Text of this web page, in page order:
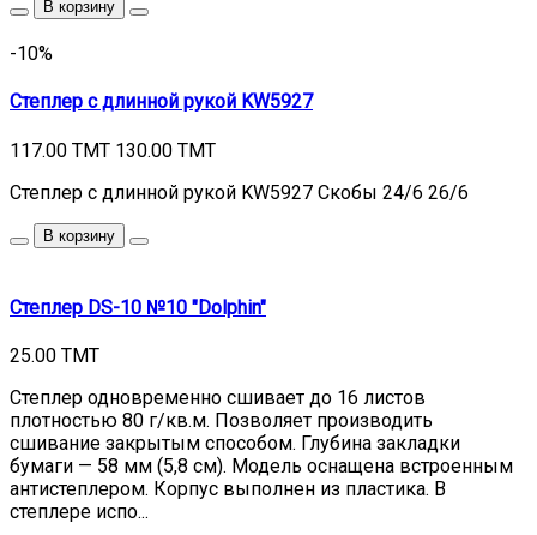
В корзину
-10%
Степлер с длинной рукой KW5927
117.00 TMT 130.00 TMT
Степлер с длинной рукой KW5927 Cкобы 24/6 26/6
В корзину
Степлер DS-10 №10 "Dolphin"
25.00 TMT
Степлер одновременно сшивает до 16 листов
плотностью 80 г/кв.м. Позволяет производить
сшивание закрытым способом. Глубина закладки
бумаги — 58 мм (5,8 см). Модель оснащена встроенным
антистеплером. Корпус выполнен из пластика. В
степлере испо...